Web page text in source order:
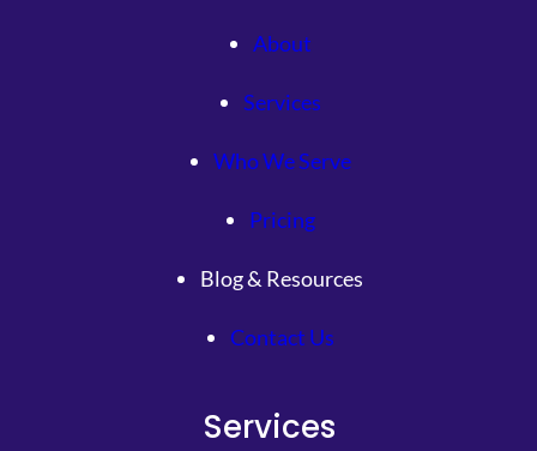
About
Services
Who We Serve
Pricing
Blog & Resources
Contact Us
Services